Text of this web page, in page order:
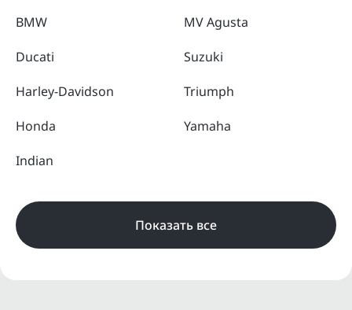
BMW
Ducati
Harley-Davidson
Honda
Indian
MV Agusta
Suzuki
Triumph
Yamaha
Показать все